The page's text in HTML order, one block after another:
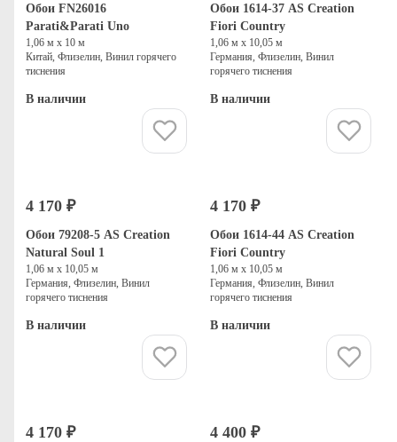
Обои FN26016
Parati&Parati Uno
1,06 м х 10 м
Китай, Флизелин, Винил горячего
тиснения
В наличии
Обои 1614-37 AS Creation
Fiori Country
1,06 м х 10,05 м
Германия, Флизелин, Винил
горячего тиснения
В наличии
4 170 ₽
Обои 79208-5 AS Creation
Natural Soul 1
1,06 м х 10,05 м
Германия, Флизелин, Винил
горячего тиснения
В наличии
4 170 ₽
Обои 1614-44 AS Creation
Fiori Country
1,06 м х 10,05 м
Германия, Флизелин, Винил
горячего тиснения
В наличии
4 170 ₽ 4 400 ₽